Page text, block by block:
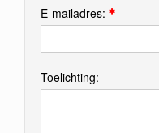
E-mailadres:
Toelichting: